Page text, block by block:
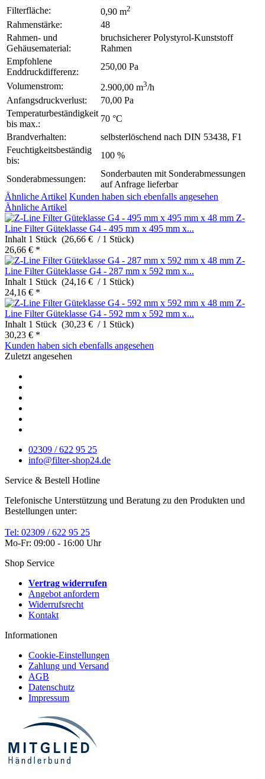
Filterfläche:
0,90 m2
Rahmenstärke:
48
Rahmen- und
Gehäusematerial:
bruchsicherer Polystyrol-Kunststoff
Rahmen
Empfohlene
Enddruckdifferenz:
250,00 Pa
Volumenstrom:
2.900,00 m3/h
Anfangsdruckverlust:
70,00 Pa
Temperaturbeständigkeit
bis max.:
70 °C
Brandverhalten:
selbsterlöschend nach DIN 53438, F1
Feuchtigkeitsbeständig
bis:
100 %
Sonderabmessungen:
Sonderbauten mit Sonderabmessungen
auf Anfrage lieferbar
Ähnliche Artikel Kunden haben sich ebenfalls angesehen
Ähnliche Artikel
Z-
Line Filter Güteklasse G4 - 495 mm x 495 mm x...
Inhalt 1 Stück (26,66 € / 1 Stück)
26,66 € *
Z-
Line Filter Güteklasse G4 - 287 mm x 592 mm x...
Inhalt 1 Stück (24,16 € / 1 Stück)
24,16 € *
Z-
Line Filter Güteklasse G4 - 592 mm x 592 mm x...
Inhalt 1 Stück (30,23 € / 1 Stück)
30,23 € *
Kunden haben sich ebenfalls angesehen
Zuletzt angesehen
02309 / 622 95 25
info@filter-shop24.de
Service & Bestell Hotline
Telefonische Unterstützung und Beratung zu den Produkten und
Bestellungen unter:
Tel: 02309 / 622 95 25
Mo-Fr: 09:00 - 16:00 Uhr
Shop Service
Vertrag widerrufen
Angebot anfordern
Widerrufsrecht
Kontakt
Informationen
Cookie-Einstellungen
Zahlung und Versand
AGB
Datenschutz
Impressum